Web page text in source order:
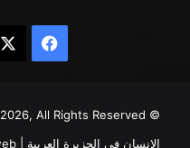
الإنسان في الجزيرة العربية | Site Preparation